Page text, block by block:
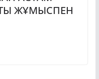
ЖҰМЫСПЕН